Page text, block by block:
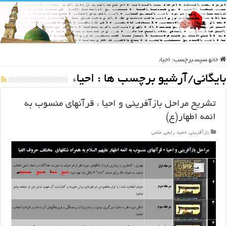
خانه سپس برچسب: احیاء
بایگانی/آرشیو برچسب ها : احیاء
تشریح مراحل بازآفرینی و احیا ء قرآنهای منسوب به
ائمه اطهار(ع)
بازآفرینی, حمید رابعی, علمی